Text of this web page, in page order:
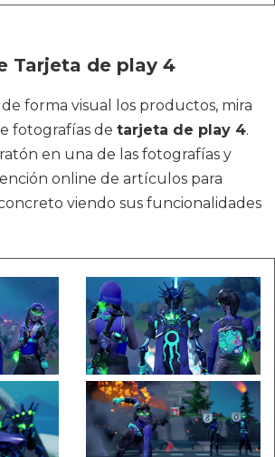
Tarjeta de play 4
forma visual los productos, mira
fotografías de tarjeta de play 4.
en una de las fotografías y
online de artículos para
viendo sus funcionalidades